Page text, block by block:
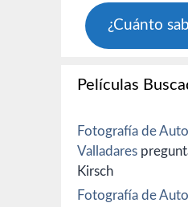
¿Cuánto
Películas
Fotografía de
Valladares
Kirsch
Fotografía de